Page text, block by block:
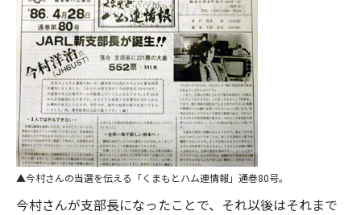
今村さんの当選を伝える「くまもとハム連情報」通巻80号。
今村さんが支部長になったことで、それ以後はそれまで